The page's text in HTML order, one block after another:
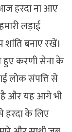
हरदा ना आए
लड़ाई
बनाए रखें।
करणी सेना के
लोक संपत्ति से
है और यह आगे भी
हरदा के लिए